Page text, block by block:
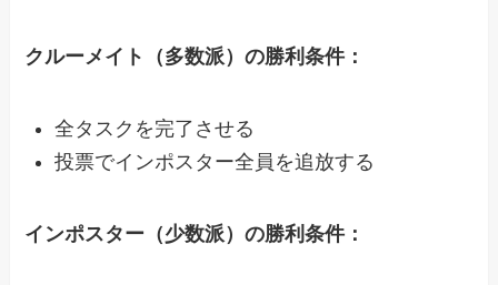
クルーメイト（多数派）の勝利条件：
全タスクを完了させる
投票でインポスター全員を追放する
インポスター（少数派）の勝利条件：